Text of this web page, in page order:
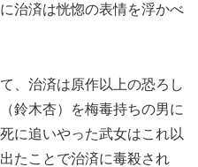
治済は恍惚の表情を浮かべ
、治済は原作以上の恐ろし
鈴木杏）を梅毒持ちの男に
に追いやった武女はこれ以
たことで治済に毒殺され